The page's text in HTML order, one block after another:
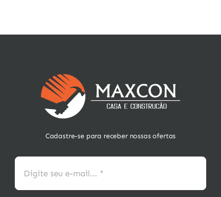
Cadastre-se para receber nossas ofertas